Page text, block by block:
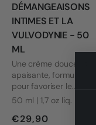
DÉMANGEAISONS
INTIMES ET LA
VULVODYNIE - 50
ML
Une crème douce et
apaisante, formulée
pour favoriser le
confort pelvien et
adaptée même aux
zones les plus
50 ml | 1,7 oz liq.
€29,90